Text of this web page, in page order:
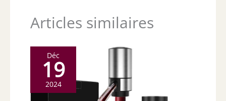
Articles similaires
Déc
19
2024